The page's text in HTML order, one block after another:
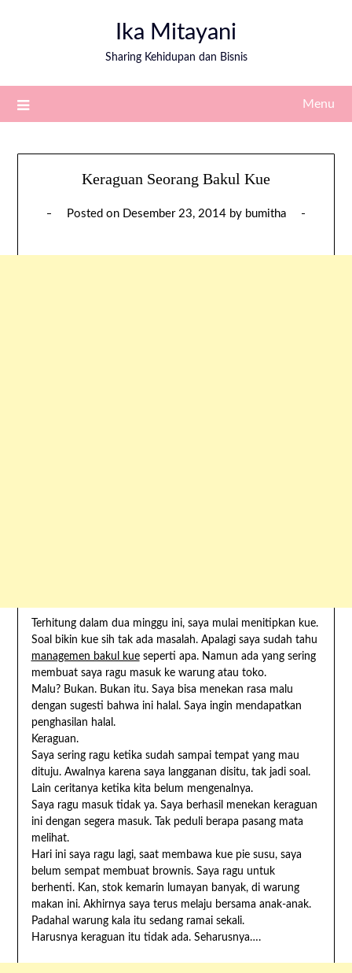
Ika Mitayani
Sharing Kehidupan dan Bisnis
Menu
Keraguan Seorang Bakul Kue
Posted on Desember 23, 2014by bumitha
Terhitung dalam dua minggu ini, saya mulai menitipkan kue.
Soal bikin kue sih tak ada masalah. Apalagi saya sudah tahu
managemen bakul kueseperti apa. Namun ada yang sering
membuat saya ragu masuk ke warung atau toko.
Malu? Bukan. Bukan itu. Saya bisa menekan rasa malu
dengan sugesti bahwa ini halal. Saya ingin mendapatkan
penghasilan halal.
Keraguan.
Saya sering ragu ketika sudah sampai tempat yang mau
dituju. Awalnya karena saya langganan disitu, tak jadi soal.
Lain ceritanya ketika kita belum mengenalnya.
Saya ragu masuk tidak ya. Saya berhasil menekan keraguan
ini dengan segera masuk. Tak peduli berapa pasang mata
melihat.
Hari ini saya ragu lagi, saat membawa kue pie susu, saya
belum sempat membuat brownis. Saya ragu untuk
berhenti. Kan, stok kemarin lumayan banyak, di warung
makan ini. Akhirnya saya terus melaju bersama anak-anak.
Padahal warung kala itu sedang ramai sekali.
Harusnya keraguan itu tidak ada. Seharusnya….